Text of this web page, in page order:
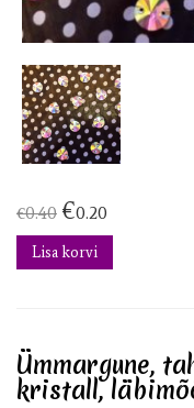
€0.40 €0.20
Lisa korvi
Ümmargune,
kristall,